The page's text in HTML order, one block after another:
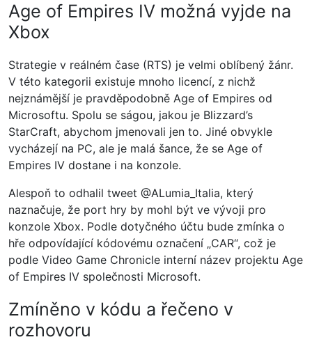
Age of Empires IV možná vyjde na
Xbox
Strategie v reálném čase (RTS) je velmi oblíbený žánr.
V této kategorii existuje mnoho licencí, z nichž
nejznámější je pravděpodobně Age of Empires od
Microsoftu. Spolu se ságou, jakou je Blizzard’s
StarCraft, abychom jmenovali jen to. Jiné obvykle
vycházejí na PC, ale je malá šance, že se Age of
Empires IV dostane i na konzole.
Alespoň to odhalil tweet @ALumia_Italia, který
naznačuje, že port hry by mohl být ve vývoji pro
konzole Xbox. Podle dotyčného účtu bude zmínka o
hře odpovídající kódovému označení „CAR“, což je
podle Video Game Chronicle interní název projektu Age
of Empires IV společnosti Microsoft.
Zmíněno v kódu a řečeno v
rozhovoru